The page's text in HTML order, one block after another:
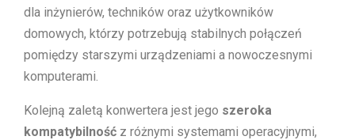
dla inżynierów, techników oraz użytkowników
domowych, którzy potrzebują stabilnych połączeń
pomiędzy starszymi urządzeniami a nowoczesnymi
komputerami.
Kolejną zaletą konwertera jest jego szeroka
kompatybilność z różnymi systemami operacyjnymi,